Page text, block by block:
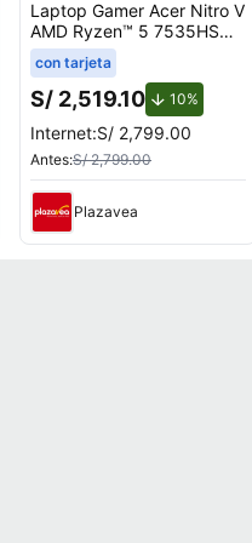
Laptop Gamer Acer Nitro V
AMD Ryzen™ 5 7535HS
8GB RAM 512GB SSD
15.6"" RTX 3050
con tarjeta
S/ 2,519.10 10% de
Internet:S/ 2,799.00
Antes:S/ 2,799.00
Plazavea